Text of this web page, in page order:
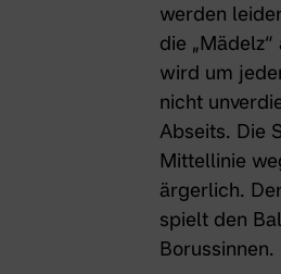
werden
die
wird um
nicht
Abseits. Die
Mittellinie
ärgerlich.
spielt den
Borussinnen.